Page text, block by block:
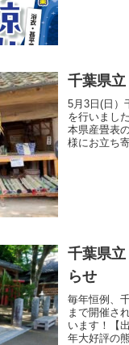
千葉県
5月3日(日）
を行いまし
本県産畳表
様にお立ち
千葉県
らせ
毎年恒例、
まで開催さ
います！【
年大好評の